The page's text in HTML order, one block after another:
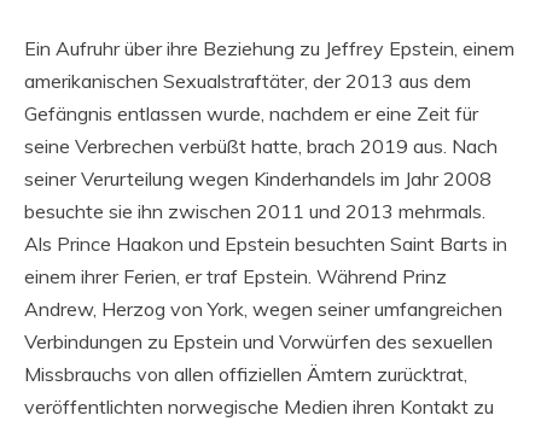
Ein Aufruhr über ihre Beziehung zu Jeffrey Epstein, einem
amerikanischen Sexualstraftäter, der 2013 aus dem
Gefängnis entlassen wurde, nachdem er eine Zeit für
seine Verbrechen verbüßt ​​hatte, brach 2019 aus. Nach
seiner Verurteilung wegen Kinderhandels im Jahr 2008
besuchte sie ihn zwischen 2011 und 2013 mehrmals.
Als Prince Haakon und Epstein besuchten Saint Barts in
einem ihrer Ferien, er traf Epstein. Während Prinz
Andrew, Herzog von York, wegen seiner umfangreichen
Verbindungen zu Epstein und Vorwürfen des sexuellen
Missbrauchs von allen offiziellen Ämtern zurücktrat,
veröffentlichten norwegische Medien ihren Kontakt zu